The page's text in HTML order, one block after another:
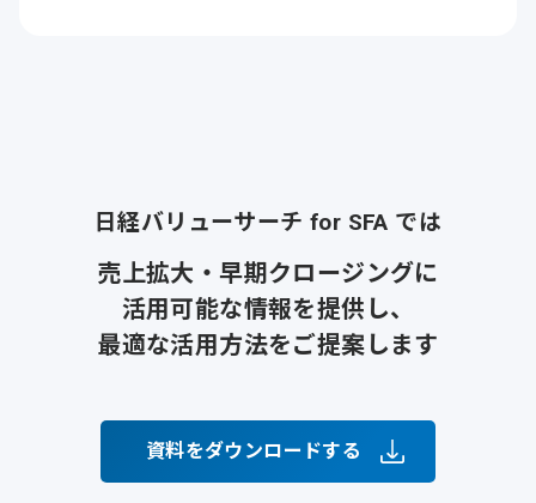
日経バリューサーチ for SFA では
売上拡大・早期クロージングに
活用可能な情報を提供し、
最適な活用方法をご提案します
資料をダウンロードする